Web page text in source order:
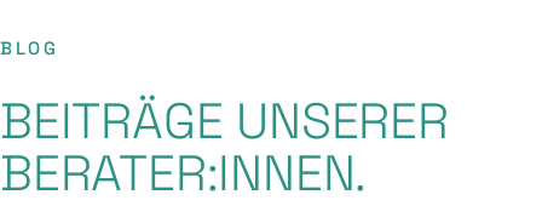
BLOG
BEITRÄGE UNSERER
BERATER:INNEN.